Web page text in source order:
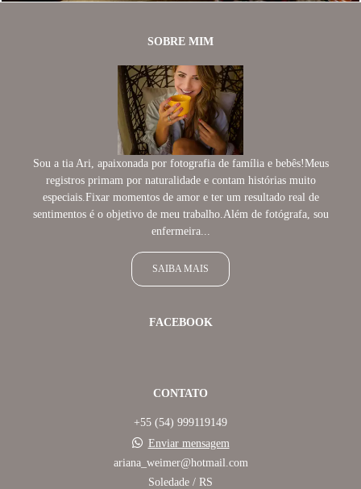
SOBRE MIM
Sou a tia Ari, apaixonada por fotografia de família e bebês!Meus
registros primam por naturalidade e contam histórias muito
especiais.Fixar momentos de amor e ter um resultado real de
sentimentos é o objetivo de meu trabalho.Além de fotógrafa, sou
enfermeira...
SAIBA MAIS
FACEBOOK
CONTATO
+55 (54) 999119149
Enviar mensagem
ariana_weimer@hotmail.com
Soledade / RS